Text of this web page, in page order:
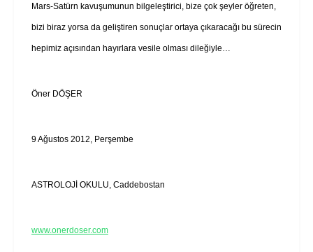
Mars-Satürn kavuşumunun bilgeleştirici, bize çok şeyler öğreten,
bizi biraz yorsa da geliştiren sonuçlar ortaya çıkaracağı bu sürecin
hepimiz açısından hayırlara vesile olması dileğiyle…
Öner DÖŞER
9 Ağustos 2012, Perşembe
ASTROLOJİ OKULU, Caddebostan
www.onerdoser.com